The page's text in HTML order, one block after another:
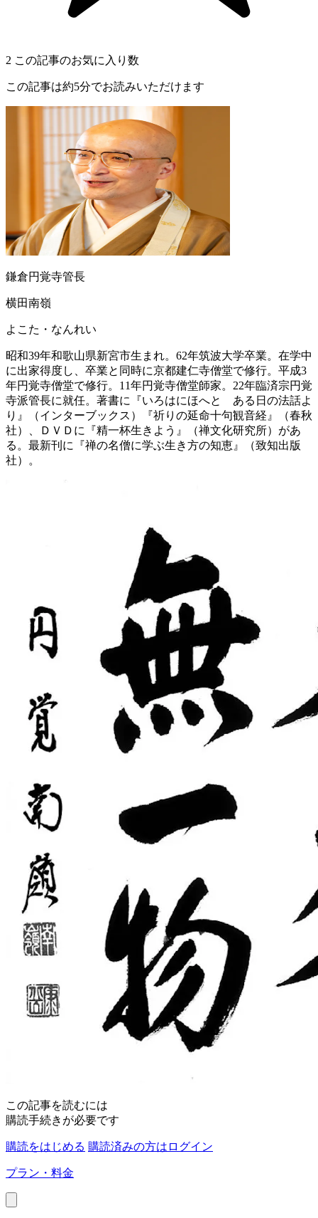
2 この記事のお気に入り数
この記事は約5分でお読みいただけます
鎌倉円覚寺管長
横田南嶺
よこた・なんれい
昭和39年和歌山県新宮市生まれ。62年筑波大学卒業。在学中
に出家得度し、卒業と同時に京都建仁寺僧堂で修行。平成3
年円覚寺僧堂で修行。11年円覚寺僧堂師家。22年臨済宗円覚
寺派管長に就任。著書に『いろはにほへと ある日の法話よ
り』（インターブックス）『祈りの延命十句観音経』（春秋
社）、ＤＶＤに『精一杯生きよう』（禅文化研究所）があ
る。最新刊に『禅の名僧に学ぶ生き方の知恵』（致知出版
社）。
この記事を読むには
購読手続きが必要です
購読をはじめる 購読済みの方はログイン
プラン・料金